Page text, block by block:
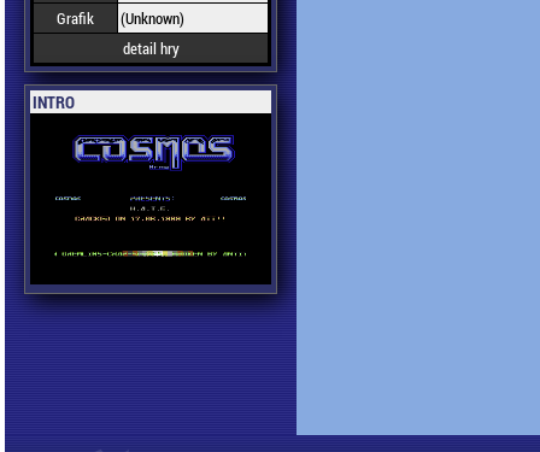
Grafik
(Unknown)
detail hry
INTRO